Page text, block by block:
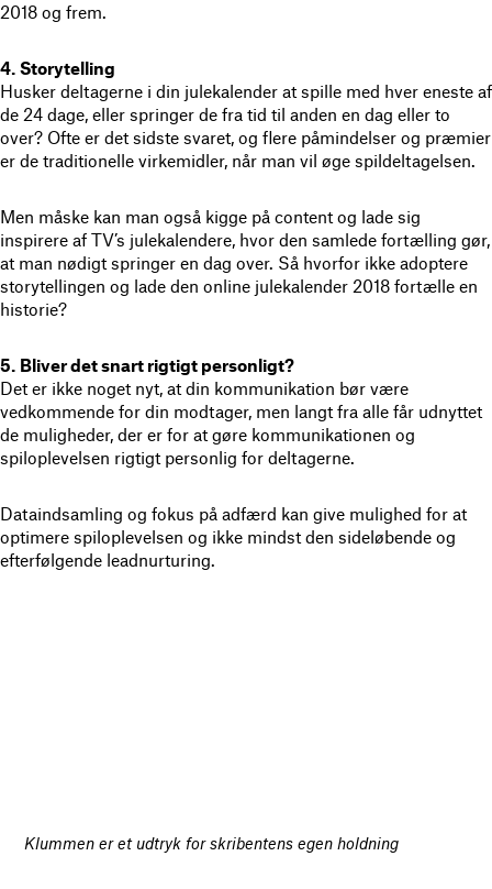
2018 og frem.
4. Storytelling
Husker deltagerne i din julekalender at spille med hver eneste af
de 24 dage, eller springer de fra tid til anden en dag eller to
over? Ofte er det sidste svaret, og flere påmindelser og præmier
er de traditionelle virkemidler, når man vil øge spildeltagelsen.
Men måske kan man også kigge på content og lade sig
inspirere af TV’s julekalendere, hvor den samlede fortælling gør,
at man nødigt springer en dag over. Så hvorfor ikke adoptere
storytellingen og lade den online julekalender 2018 fortælle en
historie?
5. Bliver det snart rigtigt personligt?
Det er ikke noget nyt, at din kommunikation bør være
vedkommende for din modtager, men langt fra alle får udnyttet
de muligheder, der er for at gøre kommunikationen og
spiloplevelsen rigtigt personlig for deltagerne.
Dataindsamling og fokus på adfærd kan give mulighed for at
optimere spiloplevelsen og ikke mindst den sideløbende og
efterfølgende leadnurturing.
Klummen er et udtryk for skribentens egen holdning